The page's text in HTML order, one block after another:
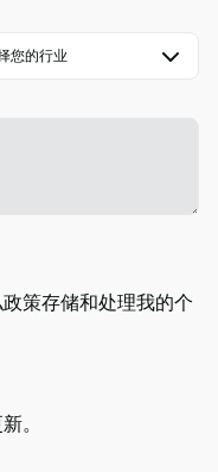
策存储和处理我的个
。